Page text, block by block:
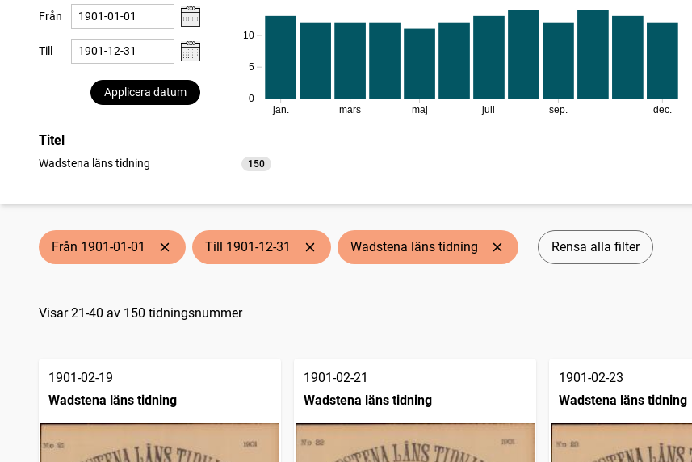
Från
Till
Applicera datum
0
5
10
jan. mars maj juli sep. dec.
Titel
Wadstena läns tidning 150
träffar
Från 1901-01-01 Till 1901-12-31 Wadstena läns tidning Rensa alla filter
Sökresultat
Visar 21-40 av 150 tidningsnummer
1901-02-19
Wadstena läns tidning
1901-02-21
Wadstena läns tidning
1901-02-23
Wadstena läns tidning